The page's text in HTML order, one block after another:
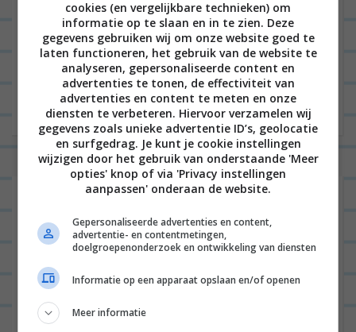
cookies (en vergelijkbare technieken) om
informatie op te slaan en in te zien. Deze
gegevens gebruiken wij om onze website goed te
laten functioneren, het gebruik van de website te
analyseren, gepersonaliseerde content en
advertenties te tonen, de effectiviteit van
advertenties en content te meten en onze
diensten te verbeteren. Hiervoor verzamelen wij
gegevens zoals unieke advertentie ID’s, geolocatie
en surfgedrag. Je kunt je cookie instellingen
wijzigen door het gebruik van onderstaande 'Meer
opties' knop of via 'Privacy instellingen
aanpassen' onderaan de website.
Gepersonaliseerde advertenties en content,
advertentie- en contentmetingen,
doelgroepenonderzoek en ontwikkeling van diensten
Informatie op een apparaat opslaan en/of openen
Meer informatie